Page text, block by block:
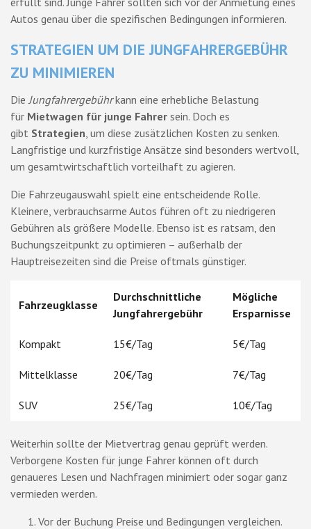
Autos genau über die spezifischen Bedingungen informieren.
STRATEGIEN UM DIE JUNGFAHRERGEBÜHR
ZU MINIMIEREN
Die Jungfahrergebührkann eine erhebliche Belastung
für Mietwagen für junge Fahrer sein. Doch es
gibt Strategien , um diese zusätzlichen Kosten zu senken.
Langfristige und kurzfristige Ansätze sind besonders wertvoll,
um gesamtwirtschaftlich vorteilhaft zu agieren.
Die Fahrzeugauswahl spielt eine entscheidende Rolle.
Kleinere, verbrauchsarme Autos führen oft zu niedrigeren
Gebühren als größere Modelle. Ebenso ist es ratsam, den
Buchungszeitpunkt zu optimieren – außerhalb der
Hauptreisezeiten sind die Preise oftmals günstiger.
Fahrzeugklasse
Durchschnittliche
Jungfahrergebühr
Mögliche
Ersparnisse
Kompakt 15€/Tag 5€/Tag
Mittelklasse 20€/Tag 7€/Tag
SUV 25€/Tag 10€/Tag
Weiterhin sollte der Mietvertrag genau geprüft werden.
Verborgene Kosten für junge Fahrer können oft durch
genaueres Lesen und Nachfragen minimiert oder sogar ganz
vermieden werden.
Vor der Buchung Preise und Bedingungen vergleichen.